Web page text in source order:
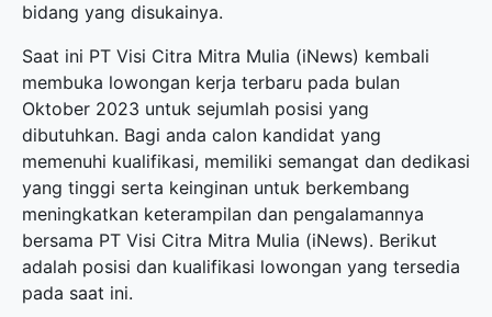
bidang yang disukainya.
Saat ini PT Visi Citra Mitra Mulia (iNews) kembali
membuka lowongan kerja terbaru pada bulan
Oktober 2023 untuk sejumlah posisi yang
dibutuhkan. Bagi anda calon kandidat yang
memenuhi kualifikasi, memiliki semangat dan dedikasi
yang tinggi serta keinginan untuk berkembang
meningkatkan keterampilan dan pengalamannya
bersama PT Visi Citra Mitra Mulia (iNews). Berikut
adalah posisi dan kualifikasi lowongan yang tersedia
pada saat ini.